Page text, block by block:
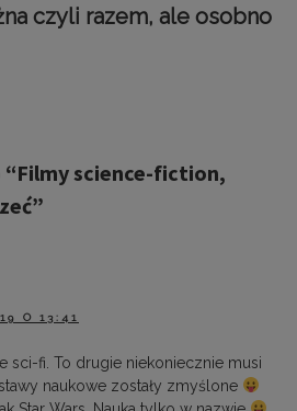
czyli razem, ale osobno
Filmy science-fiction,
”
O 13:41
sci-fi. To drugie niekoniecznie musi
naukowe zostały zmyślone